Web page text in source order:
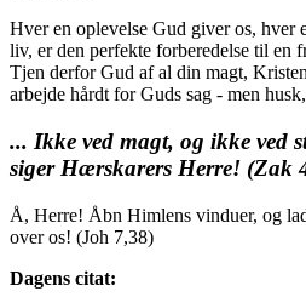
Hver en oplevelse Gud giver os, hver
liv, er den perfekte forberedelse til en
Tjen derfor Gud af al din magt,
arbejde hårdt for Guds sag - men
... Ikke ved magt, og ikke ved
siger Hærskarers Herre! (Zak
Å, Herre! Åbn Himlens vinduer, og
over os! (Joh 7,38)
Dagens citat: